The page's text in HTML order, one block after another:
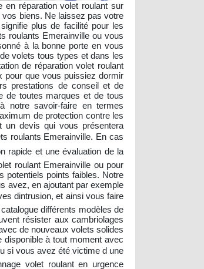
en réparation volet roulant sur
biens. Ne laissez pas votre
plus de facilité pour les
roulants Emerainville ou vous
à la bonne porte en vous
volets tous types et dans les
de réparation volet roulant
pour que vous puissiez dormir
prestations de conseil et de
de toutes marques et de tous
notre savoir-faire en termes
de protection contre les
un devis qui vous présentera
roulants Emerainville. En cas
rapide et une évaluation de la
roulant Emerainville ou pour
potentiels points faibles. Notre
avez, en ajoutant par exemple
dintrusion, et ainsi vous faire
différents modèles de
résister aux cambriolages
de nouveaux volets solides
à tout moment avec
si vous avez été victime d une
volet roulant en urgence